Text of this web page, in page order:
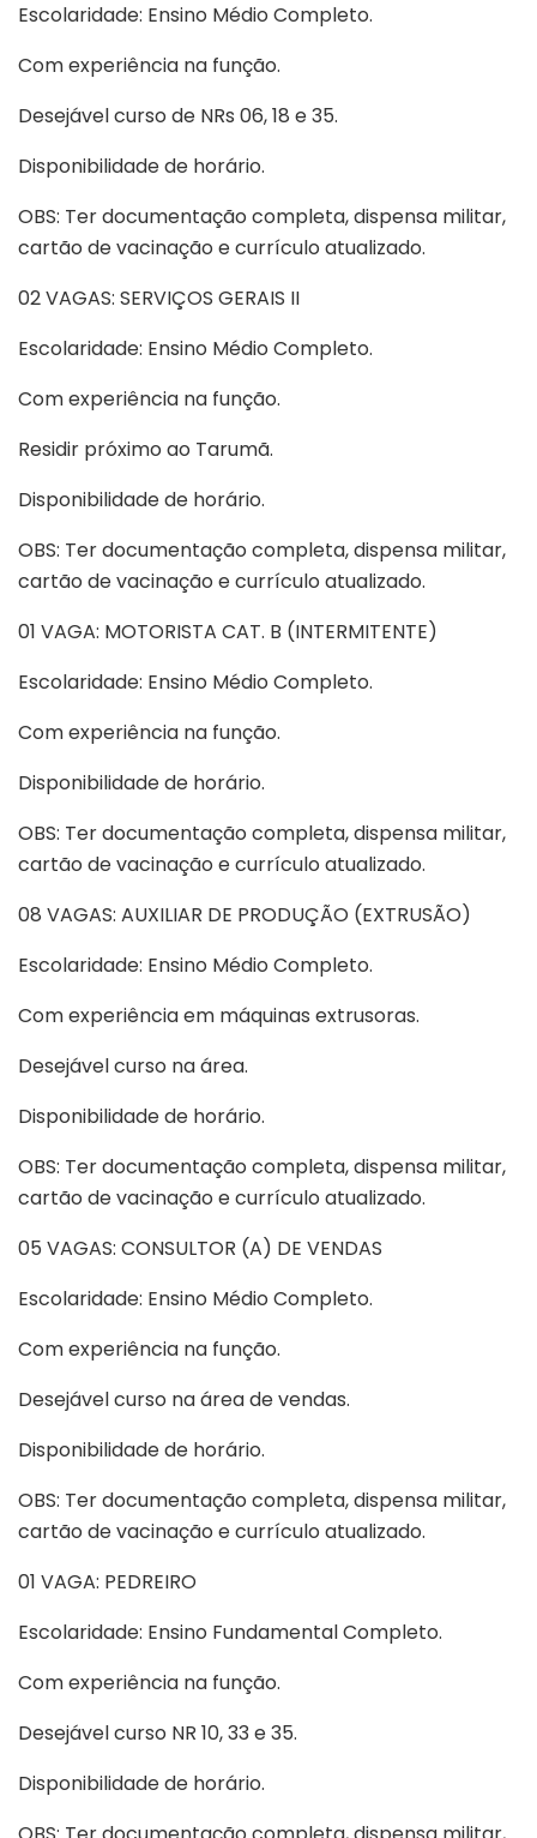
Escolaridade: Ensino Médio Completo.
Com experiência na função.
Desejável curso de NRs 06, 18 e 35.
Disponibilidade de horário.
OBS: Ter documentação completa, dispensa militar,
cartão de vacinação e currículo atualizado.
02 VAGAS: SERVIÇOS GERAIS II
Escolaridade: Ensino Médio Completo.
Com experiência na função.
Residir próximo ao Tarumã.
Disponibilidade de horário.
OBS: Ter documentação completa, dispensa militar,
cartão de vacinação e currículo atualizado.
01 VAGA: MOTORISTA CAT. B (INTERMITENTE)
Escolaridade: Ensino Médio Completo.
Com experiência na função.
Disponibilidade de horário.
OBS: Ter documentação completa, dispensa militar,
cartão de vacinação e currículo atualizado.
08 VAGAS: AUXILIAR DE PRODUÇÃO (EXTRUSÃO)
Escolaridade: Ensino Médio Completo.
Com experiência em máquinas extrusoras.
Desejável curso na área.
Disponibilidade de horário.
OBS: Ter documentação completa, dispensa militar,
cartão de vacinação e currículo atualizado.
05 VAGAS: CONSULTOR (A) DE VENDAS
Escolaridade: Ensino Médio Completo.
Com experiência na função.
Desejável curso na área de vendas.
Disponibilidade de horário.
OBS: Ter documentação completa, dispensa militar,
cartão de vacinação e currículo atualizado.
01 VAGA: PEDREIRO
Escolaridade: Ensino Fundamental Completo.
Com experiência na função.
Desejável curso NR 10, 33 e 35.
Disponibilidade de horário.